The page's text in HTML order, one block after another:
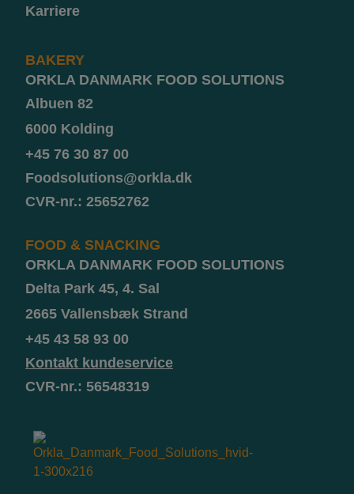
Karriere
BAKERY
ORKLA DANMARK FOOD SOLUTIONS
Albuen 82
6000 Kolding
+45 76 30 87 00
Foodsolutions@orkla.dk
CVR-nr.: 25652762
FOOD & SNACKING
ORKLA DANMARK FOOD SOLUTIONS
Delta Park 45, 4. Sal
2665 Vallensbæk Strand
+45 43 58 93 00
Kontakt kundeservice
CVR-nr.: 56548319